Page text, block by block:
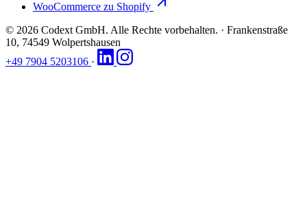
WooCommerce zu Shopify
© 2026 Codext GmbH. Alle Rechte vorbehalten. · Frankenstraße
10, 74549 Wolpertshausen
+49 7904 5203106 ·